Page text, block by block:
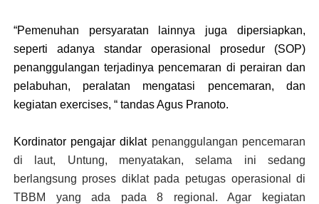
“Pemenuhan persyaratan lainnya juga dipersiapkan,
seperti adanya standar operasional prosedur (SOP)
penanggulangan terjadinya pencemaran di perairan dan
pelabuhan, peralatan mengatasi pencemaran, dan
kegiatan exercises, “ tandas Agus Pranoto.
Kordinator pengajar diklat penanggulangan pencemaran
di laut, Untung, menyatakan, selama ini sedang
berlangsung proses diklat pada petugas operasional di
TBBM yang ada pada 8 regional. Agar kegiatan